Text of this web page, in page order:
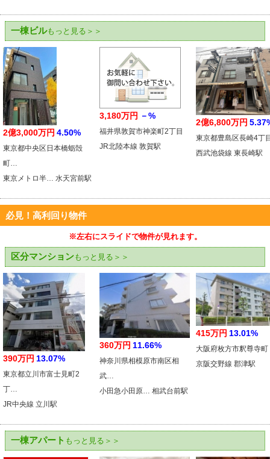
一棟ビルもっと見る＞＞
2億3,000万円 4.50%
東京都中央区日本橋蛎殻
町…
東京メトロ半… 水天宮前駅
3,180万円 －%
福井県敦賀市神楽町2丁目
JR北陸本線 敦賀駅
2億6,800万円
東京都豊島区長崎4丁
西武池袋線 東長崎駅
必見！高利回り物件
※左右にスライドで物件が見れます。
区分マンションもっと見る＞＞
390万円 13.07%
東京都立川市富士見町2
丁…
JR中央線 立川駅
360万円 11.66%
神奈川県相模原市南区相
武…
小田急小田原… 相武台前駅
415万円 13.01%
大阪府枚方市釈尊寺町
京阪交野線 郡津駅
一棟アパート もっと見る＞＞